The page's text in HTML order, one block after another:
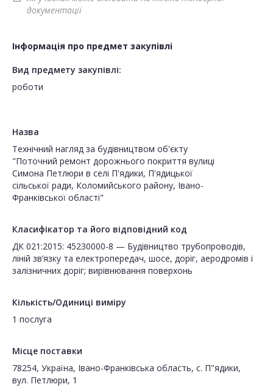
документації
Інформація про предмет закупівлі
Вид предмету закупівлі:
роботи
Назва
Технічний нагляд за будівництвом об'єкту
"Поточний ремонт дорожнього покриття вулиці
Симона Петлюри в селі П'ядики, П'ядицької
сільської ради, Коломийського району, Івано-
Франківської області"
Класифікатор та його відповідний код
ДК 021:2015: 45230000-8 — Будівництво трубопроводів,
ліній зв’язку та електропередач, шосе, доріг, аеродромів і
залізничних доріг; вирівнювання поверхонь
Кількість/Одиниці виміру
1 послуга
Місце поставки
78254, Україна, Івано-Франківська область, с. П"ядики,
вул. Петлюри, 1